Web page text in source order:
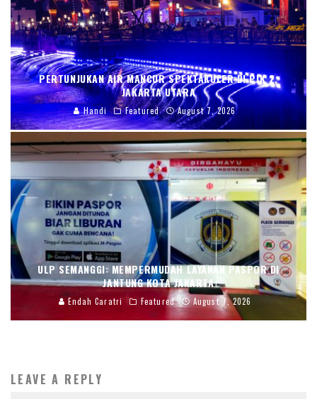
PERTUNJUKAN AIR MANCUR SPEKTAKULER DI PIK 2,
JAKARTA UTARA
Handi Featured August 7, 2026
ULP SEMANGGI: MEMPERMUDAH LAYANAN PASPOR DI
JANTUNG KOTA JAKARTA
Endah Caratri Featured August 7, 2026
LEAVE A REPLY